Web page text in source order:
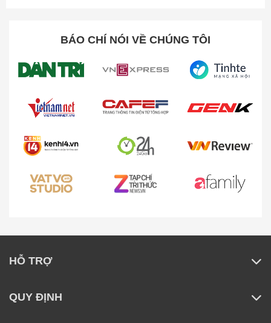
BÁO CHÍ NÓI VỀ CHÚNG TÔI
HỖ TRỢ
QUY ĐỊNH